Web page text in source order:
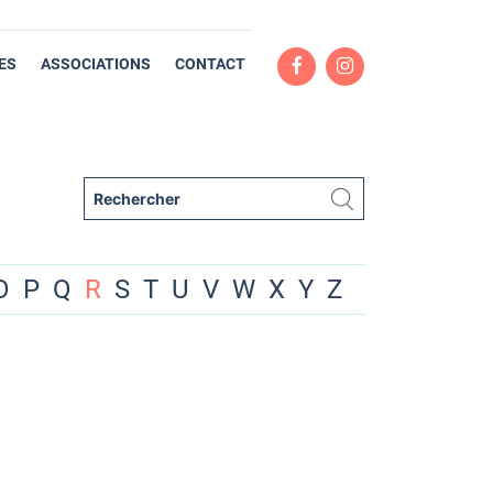
ASSOCIATIONS CONTACT
P Q R S T U V W X Y Z